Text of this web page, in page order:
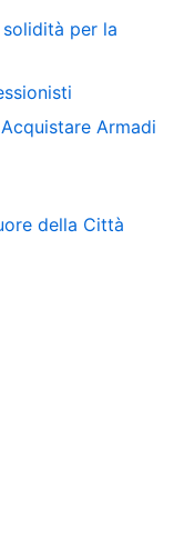
per la
Armadi
della Città